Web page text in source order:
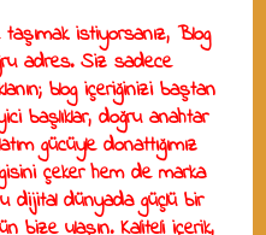
istiyorsanız, Blog
adres. Siz sadece
blog içeriğinizi baştan
başlıklar, doğru anahtar
gücüyle donattığımız
çeker hem de marka
dijital dünyada güçlü bir
bize ulaşın. Kaliteli içerik,